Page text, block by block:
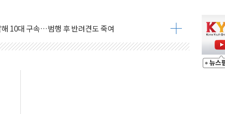
10대 구속…범행 후 반려견도 죽여
경선 결과...김민석 48.54% 정청래 44.40%
발표...김민석 47.37% 정청래 45.71% 송영길 6.92%
표...정청래 47.82% 김민석 46.35% 송영길 5.83%